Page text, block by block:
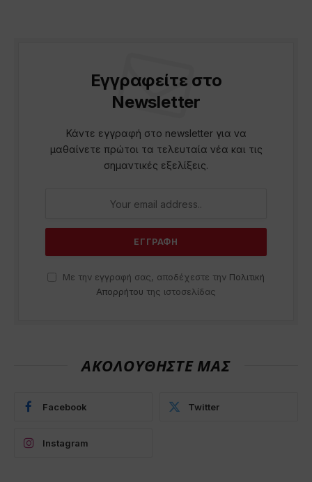
Εγγραφείτε στο
Newsletter
Κάντε εγγραφή στο newsletter για να
μαθαίνετε πρώτοι τα τελευταία νέα και τις
σημαντικές εξελίξεις.
Με την εγγραφή σας, αποδέχεστε την Πολιτική
Απορρήτου της ιστοσελίδας
ΑΚΟΛΟΥΘΗΣΤΕ ΜΑΣ
Facebook Twitter
Instagram